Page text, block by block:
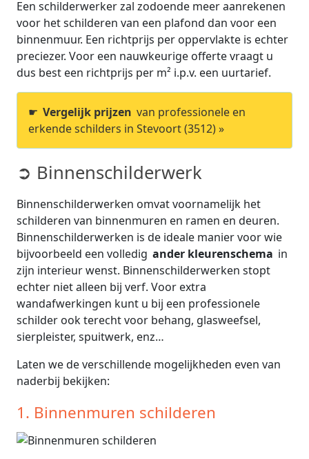
Een schilderwerker zal zodoende meer aanrekenen
voor het schilderen van een plafond dan voor een
binnenmuur. Een richtprijs per oppervlakte is echter
preciezer. Voor een nauwkeurige offerte vraagt u
dus best een richtprijs per m² i.p.v. een uurtarief.
☛ Vergelijk prijzen van professionele en
erkende schilders in Stevoort (3512) »
➲ Binnenschilderwerk
Binnenschilderwerken omvat voornamelijk het
schilderen van binnenmuren en ramen en deuren.
Binnenschilderwerken is de ideale manier voor wie
bijvoorbeeld een volledig ander kleurenschema in
zijn interieur wenst. Binnenschilderwerken stopt
echter niet alleen bij verf. Voor extra
wandafwerkingen kunt u bij een professionele
schilder ook terecht voor behang, glasweefsel,
sierpleister, spuitwerk, enz…
Laten we de verschillende mogelijkheden even van
naderbij bekijken:
1. Binnenmuren schilderen